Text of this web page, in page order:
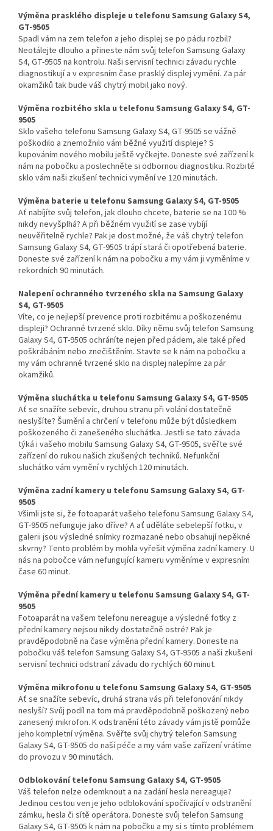
Výměna prasklého displeje u telefonu Samsung Galaxy S4,
GT-9505
Spadl vám na zem telefon a jeho displej se po pádu rozbil?
Neotálejte dlouho a přineste nám svůj telefon Samsung Galaxy
S4, GT-9505 na kontrolu. Naši servisní technici závadu rychle
diagnostikují a v expresním čase prasklý displej vymění. Za pár
okamžiků tak bude váš chytrý mobil jako nový.
Výměna rozbitého skla u telefonu Samsung Galaxy S4, GT-
9505
Sklo vašeho telefonu Samsung Galaxy S4, GT-9505 se vážně
poškodilo a znemožnilo vám běžné využití displeje? S
kupováním nového mobilu ještě vyčkejte. Doneste své zařízení k
nám na pobočku a poslechněte si odbornou diagnostiku. Rozbité
sklo vám naši zkušení technici vymění ve 120 minutách.
Výměna baterie u telefonu Samsung Galaxy S4, GT-9505
Ať nabíjíte svůj telefon, jak dlouho chcete, baterie se na 100 %
nikdy nevyšplhá? A při běžném využití se zase vybíjí
neuvěřitelně rychle? Pak je dost možné, že váš chytrý telefon
Samsung Galaxy S4, GT-9505 trápí stará či opotřebená baterie.
Doneste své zařízení k nám na pobočku a my vám ji vyměníme v
rekordních 90 minutách.
Nalepení ochranného tvrzeného skla na Samsung Galaxy
S4, GT-9505
Víte, co je nejlepší prevence proti rozbitému a poškozenému
displeji? Ochranné tvrzené sklo. Díky němu svůj telefon Samsung
Galaxy S4, GT-9505 ochráníte nejen před pádem, ale také před
poškrábáním nebo znečištěním. Stavte se k nám na pobočku a
my vám ochranné tvrzené sklo na displej nalepíme za pár
okamžiků.
Výměna sluchátka u telefonu Samsung Galaxy S4, GT-9505
Ať se snažíte sebevíc, druhou stranu při volání dostatečně
neslyšíte? Šumění a chrčení v telefonu může být důsledkem
poškozeného či zanešeného sluchátka. Jestli se tato závada
týká i vašeho mobilu Samsung Galaxy S4, GT-9505, svěřte své
zařízení do rukou našich zkušených techniků. Nefunkční
sluchátko vám vymění v rychlých 120 minutách.
Výměna zadní kamery u telefonu Samsung Galaxy S4, GT-
9505
Všimli jste si, že fotoaparát vašeho telefonu Samsung Galaxy S4,
GT-9505 nefunguje jako dříve? A ať uděláte sebelepší fotku, v
galerii jsou výsledné snímky rozmazané nebo obsahují nepěkné
skvrny? Tento problém by mohla vyřešit výměna zadní kamery. U
nás na pobočce vám nefungující kameru vyměníme v expresním
čase 60 minut.
Výměna přední kamery u telefonu Samsung Galaxy S4, GT-
9505
Fotoaparát na vašem telefonu nereaguje a výsledné fotky z
přední kamery nejsou nikdy dostatečně ostré? Pak je
pravděpodobně na čase výměna přední kamery. Doneste na
pobočku váš telefon Samsung Galaxy S4, GT-9505 a naši zkušení
servisní technici odstraní závadu do rychlých 60 minut.
Výměna mikrofonu u telefonu Samsung Galaxy S4, GT-9505
Ať se snažíte sebevíc, druhá strana vás při telefonování nikdy
neslyší? Svůj podíl na tom má pravděpodobně poškozený nebo
zanesený mikrofon. K odstranění této závady vám jistě pomůže
jeho kompletní výměna. Svěřte svůj chytrý telefon Samsung
Galaxy S4, GT-9505 do naší péče a my vám vaše zařízení vrátíme
do provozu v 90 minutách.
Odblokování telefonu Samsung Galaxy S4, GT-9505
Váš telefon nelze odemknout a na zadání hesla nereaguje?
Jedinou cestou ven je jeho odblokování spočívající v odstranění
zámku, hesla či sítě operátora. Doneste svůj telefon Samsung
Galaxy S4, GT-9505 k nám na pobočku a my si s tímto problémem